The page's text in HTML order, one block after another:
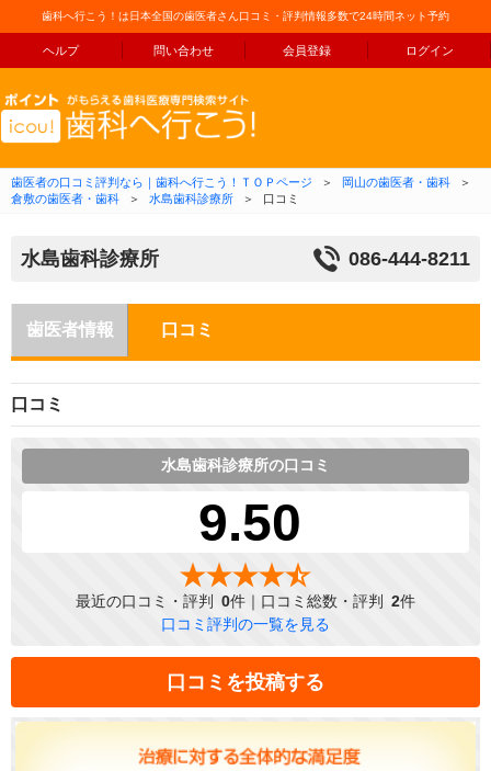
歯科へ行こう！は日本全国の歯医者さん口コミ・評判情報多数で24時間ネット予約
ヘルプ 問い合わせ 会員登録 ログイン
コンテンツへ移動
歯医者の口コミ評判なら｜歯科へ行こう！ＴＯＰページ ＞ 岡山の歯医者・歯科
＞
倉敷の歯医者・歯科
＞ 水島歯科診療所 ＞ 口コミ
水島歯科診療所 086-444-8211
歯医者情報 口コミ
口コミ
水島歯科診療所の口コミ
9.50
最近の口コミ・評判 0件｜口コミ総数・評判 2件
口コミ評判の一覧を見る
口コミを投稿する